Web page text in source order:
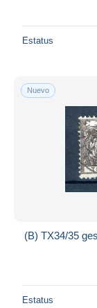
Estatus
Nuevo
(B) TX34/35
Estatus